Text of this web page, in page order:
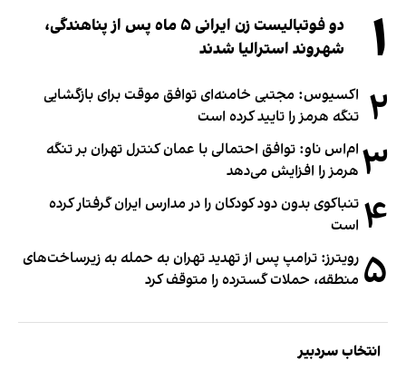
۱
دو فوتبالیست زن ایرانی ۵ ماه پس از پناهندگی،
شهروند استرالیا شدند
۲ اکسیوس: مجتبی خامنه‌ای توافق موقت برای بازگشایی
تنگه هرمز را تایید کرده است
۳ ام‌اس ناو: توافق احتمالی با عمان کنترل تهران بر تنگه
هرمز را افزایش می‌دهد
۴ تنباکوی بدون دود کودکان را در مدارس ایران گرفتار کرده
است
۵ رویترز: ترامپ پس از تهدید تهران به حمله به زیرساخت‌های
منطقه، حملات گسترده را متوقف کرد
انتخاب سردبیر